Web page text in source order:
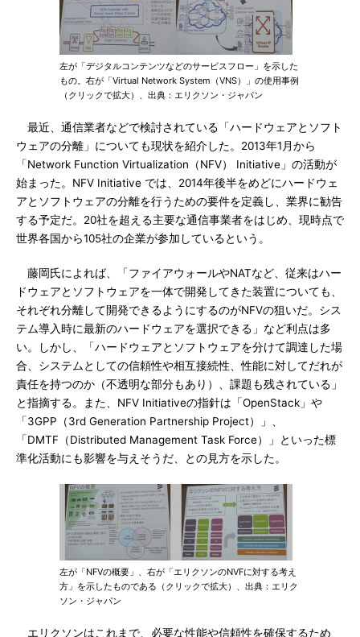
左が「デジタルコンテンツなどのサービスフロー」を示した
もの。右が「Virtual Network System（VNS）」の使用事例
（クリックで拡大）、出典：エリクソン・ジャパン
最近、通信業者などで検討されている「ハードウェアとソフト
ウェアの分離」についても現状を紹介した。2013年1月から
「Network Function Virtualization（NFV） Initiative」の活動が
始まった。NFV Initiative では、2014年後半をめどにハードウェ
アとソフトウェアの分離を行うための要件を定義し、業界に勧告
する予定だ。20社を超える主要な通信事業者をはじめ、現時点で
世界各国から105社の企業が参加しているという。
藤岡氏によれば、「ファイアウォールやNATなど、従来はハー
ドウェアとソフトウェアを一体で開発してきた装置についても、
それぞれ分離して開発できるようにするのがNFVの狙いだ。シス
テム導入時に最新のハードウェアを選択できる」など利点は多
い。しかし、「ハードウェアとソフトウェアを分けて調達した場
合、システムとしての信頼性や相互接続性、性能に対してだれが
責任を持つのか（不透明な部分もあり）、課題も残されている」
と指摘する。また、NFV Initiativeの指針は「OpenStack」や
「3GPP（3rd Generation Partnership Project）」、
「DMTF（Distributed Management Task Force）」といった標
準化活動にも影響を与えそうだ、との見方を示した。
左が「NFVの概要」、右が「エリクソンのNVFに対する考え
方」を示したものである（クリックで拡大）、出典：エリク
ソン・ジャパン
エリクソンはこれまで、必要な性能や信頼性を確保するため